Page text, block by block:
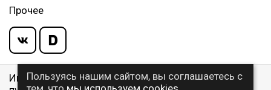
Прочее
Информация указанная на сайте, не является
Пользуясь нашим сайтом, вы соглашаетесь с